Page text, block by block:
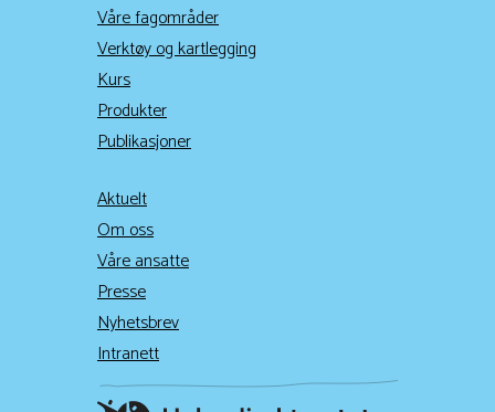
Våre fagområder
Verktøy og kartlegging
Kurs
Produkter
Publikasjoner
Aktuelt
Om oss
Våre ansatte
Presse
Nyhetsbrev
Intranett